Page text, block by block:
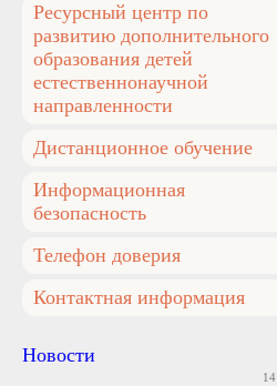
Ресурсный центр по
развитию дополнительного
образования детей
естественнонаучной
направленности
Дистанционное обучение
Информационная
безопасность
Телефон доверия
Контактная информация
Новости
14